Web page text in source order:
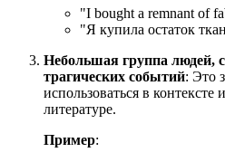
"I bought a remnant of
"Я купила остаток
Небольшая группа людей,
трагических событий: Это
использоваться в
литературе.
Пример: